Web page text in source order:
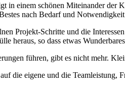
in einem schönen Miteinander der
nach Bedarf und
Projekt-Schritte und die
heraus, so dass etwas
führen, gibt es nicht mehr.
die eigene und die Teamleistung,